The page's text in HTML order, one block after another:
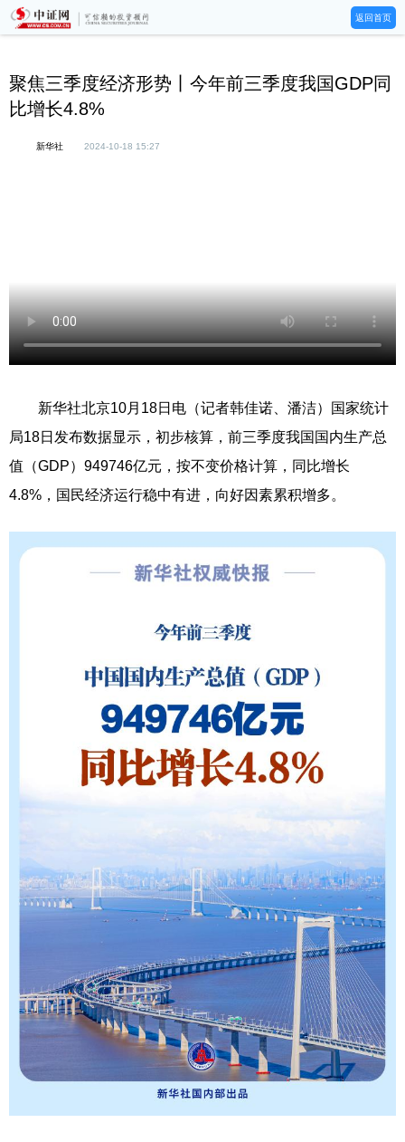
返回首页
聚焦三季度经济形势丨今年前三季度我国GDP同
比增长4.8%
新华社 2024-10-18 15:27
新华社北京10月18日电（记者韩佳诺、潘洁）国家统计
局18日发布数据显示，初步核算，前三季度我国国内生产总
值（GDP）949746亿元，按不变价格计算，同比增长
4.8%，国民经济运行稳中有进，向好因素累积增多。